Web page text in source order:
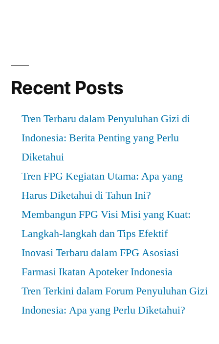
Recent Posts
Tren Terbaru dalam Penyuluhan Gizi di
Indonesia: Berita Penting yang Perlu
Diketahui
Tren FPG Kegiatan Utama: Apa yang
Harus Diketahui di Tahun Ini?
Membangun FPG Visi Misi yang Kuat:
Langkah-langkah dan Tips Efektif
Inovasi Terbaru dalam FPG Asosiasi
Farmasi Ikatan Apoteker Indonesia
Tren Terkini dalam Forum Penyuluhan Gizi
Indonesia: Apa yang Perlu Diketahui?